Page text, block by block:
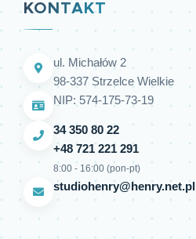
KONTAKT
ul. Michałów 2
98-337 Strzelce Wielkie
NIP: 574-175-73-19
34 350 80 22
+48 721 221 291
8:00 - 16:00 (pon-pt)
studiohenry@henry.net.pl